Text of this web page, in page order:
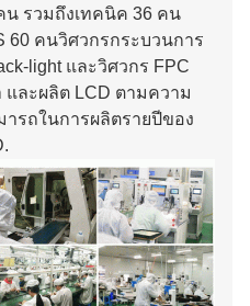
น รวมถึงเทคนิค 36 คน
60 คนวิศวกรกระบวนการ
light และวิศวกร FPC
ละผลิต LCD ตามความ
รถในการผลิตรายปีของ